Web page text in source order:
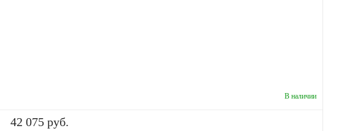
В наличии
42 075 руб.